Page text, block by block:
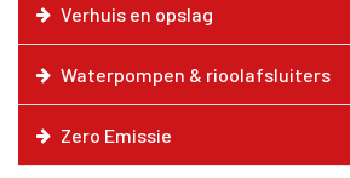
Verhuis en opslag
Waterpompen & rioolafsluiters
Zero Emissie